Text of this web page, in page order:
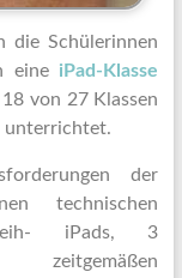
die Schülerinnen
eine iPad-Klasse
von 27Klassen
unterrichtet.
der
technischen
iPads, 3